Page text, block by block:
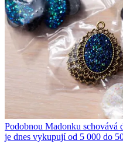
Podobnou Madonku schovává
je dnes vykupují od 5 000 do